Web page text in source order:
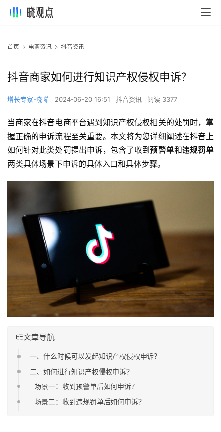
首页 电商资讯 抖音资讯
抖音商家如何进行知识产权侵权申诉？
增长专家-晓晞 2024-06-20 16:51 抖音资讯 阅读 3377
当商家在抖音电商平台遇到知识产权侵权相关的处罚时，掌
握正确的申诉流程至关重要。本文将为您详细阐述在抖音上
如何针对此类处罚提出申诉，包含了收到预警单和违规罚单
两类具体场景下申诉的具体入口和具体步骤。
文章导航
一、什么时候可以发起知识产权侵权申诉？
二、如何进行知识产权侵权申诉？
场景一：收到预警单后如何申诉？
场景二：收到违规罚单后如何申诉？